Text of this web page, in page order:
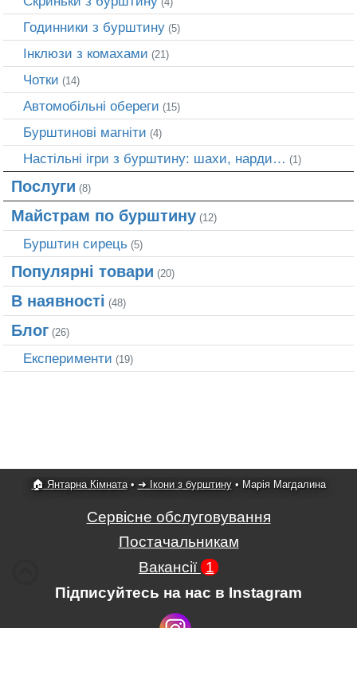
Годинники з бурштину (5)
Інклюзи з комахами (21)
Чотки (14)
Автомобільні обереги (15)
Бурштинові магніти (4)
Настільні ігри з бурштину: шахи, нарди… (1)
Послуги (8)
Майстрам по бурштину (12)
Бурштин сирець (5)
Популярні товари (20)
В наявності (48)
Блог (26)
Експерименти (19)
🏠 Янтарна Кімната• ➜ Ікони з бурштину• Марія Магдалина
Сервісне обслуговування
Постачальникам
Вакансії 1
Підписуйтесь на нас в Instagram